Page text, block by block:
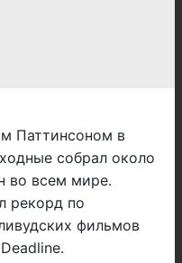
Паттинсоном в
собрал около
во всем мире.
рекорд по
фильмов